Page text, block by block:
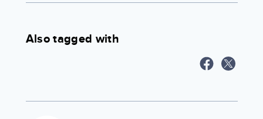
Also tagged with